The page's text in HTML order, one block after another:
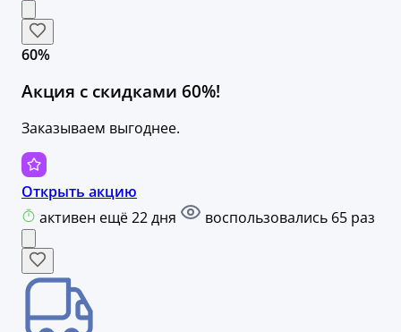
60%
Акция с скидками 60%!
Заказываем выгоднее.
Открыть акцию
активен ещё 22 дня
воспользовались 65 раз